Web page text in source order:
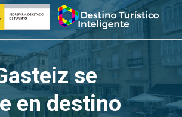
se
en destino